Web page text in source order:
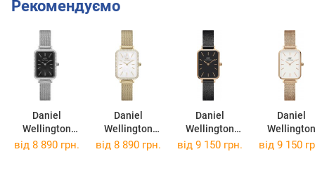
Рекомендуємо
Daniel
Wellington
Quadro
Daniel
Wellington
Quadro
Daniel
Wellington
DW00100433
Daniel
Wellington
від 8 890 грн. від 8 890 грн. від 9 150 грн. від 9 150